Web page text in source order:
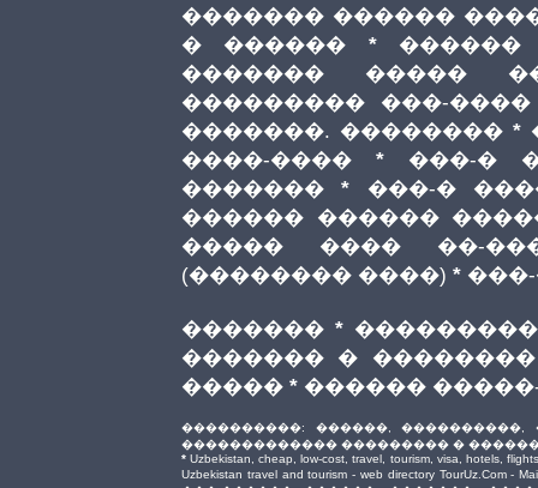
������� ������
� ������
* ������
������� �����
��������� ���-����
�������. �������� *
����-����
* ���-�
�������
* ���-�
������ ������
����� ���� ��-
(�������� ����) *
������� *
������� � ��������
����� * ������
����������: ������,
������������� ��������� �
*Uzbekistan, cheap, low-cost, travel, tourism, visa, hotels, flights
Uzbekistan travel and tourism - web directory TourUz.Com -